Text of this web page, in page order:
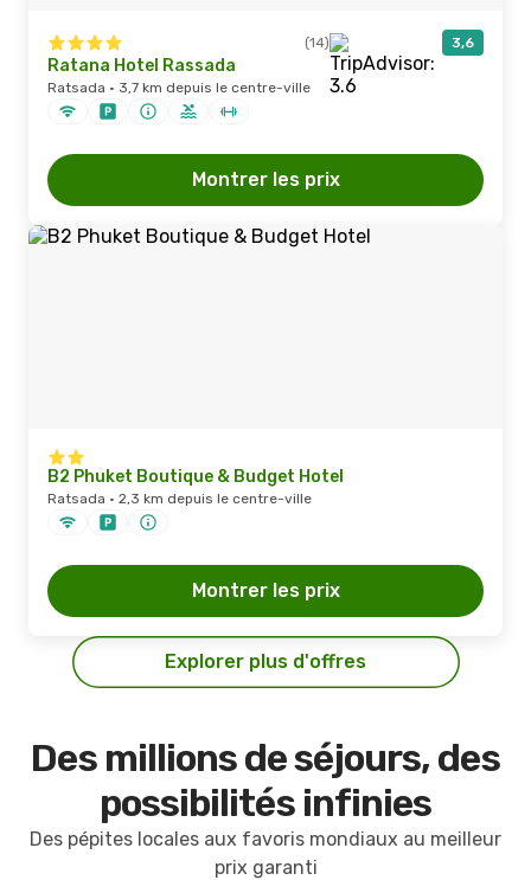
(14) 3,6
Ratana Hotel Rassada
Ratsada · 3,7 km depuis le centre-ville
Montrer les prix
B2 Phuket Boutique & Budget Hotel
Ratsada · 2,3 km depuis le centre-ville
Montrer les prix
Explorer plus d'offres
Des millions de séjours, des
possibilités infinies
Des pépites locales aux favoris mondiaux au meilleur
prix garanti